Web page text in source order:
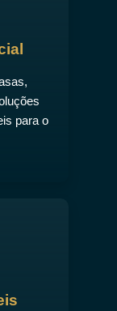
para o